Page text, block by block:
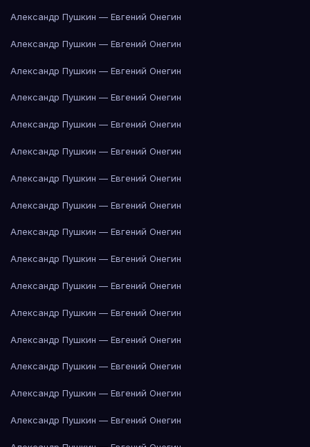
Александр Пушкин — Евгений Онегин
Александр Пушкин — Евгений Онегин
Александр Пушкин — Евгений Онегин
Александр Пушкин — Евгений Онегин
Александр Пушкин — Евгений Онегин
Александр Пушкин — Евгений Онегин
Александр Пушкин — Евгений Онегин
Александр Пушкин — Евгений Онегин
Александр Пушкин — Евгений Онегин
Александр Пушкин — Евгений Онегин
Александр Пушкин — Евгений Онегин
Александр Пушкин — Евгений Онегин
Александр Пушкин — Евгений Онегин
Александр Пушкин — Евгений Онегин
Александр Пушкин — Евгений Онегин
Александр Пушкин — Евгений Онегин